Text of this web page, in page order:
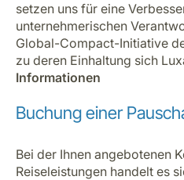
setzen uns für eine
unternehmerischen
Global-Compact-Initiative
zu deren Einhaltung sich
Informationen
Buchung einer
Bei der Ihnen angebotenen
Reiseleistungen handelt es